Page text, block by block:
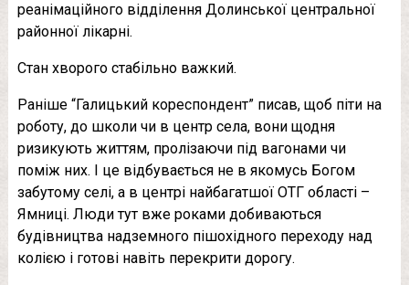
реанімаційного відділення Долинської центральної
районної лікарні.
Стан хворого стабільно важкий.
Раніше “Галицький кореспондент” писав, щоб піти на
роботу, до школи чи в центр села, вони щодня
ризикують життям, пролізаючи під вагонами чи
поміж них. І це відбувається не в якомусь Богом
забутому селі, а в центрі найбагатшої ОТГ області –
Ямниці. Люди тут вже роками добиваються
будівництва надземного пішохідного переходу над
колією і готові навіть перекрити дорогу.